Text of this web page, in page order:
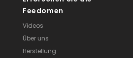
Erforschen Sie die
Feedomen
Videos
Über uns